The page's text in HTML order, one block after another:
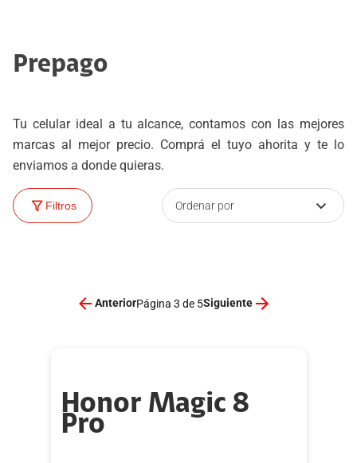
Prepago
Tu celular ideal a tu alcance, contamos con las mejores
marcas al mejor precio. Comprá el tuyo ahorita y te lo
enviamos a donde quieras.
Filtros Ordenar por
AnteriorPágina 3 de 5Siguiente
Honor Magic 8
Pro